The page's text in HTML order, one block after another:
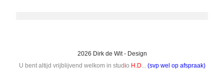
2026 Dirk de Wit - Design
U bent altijd vrijblijvend welkom in studio H.D... (svp wel op afspraak)